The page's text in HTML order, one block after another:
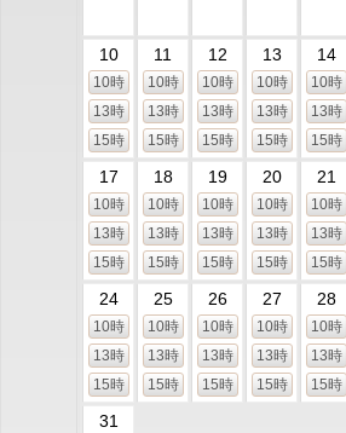
10
10時
13時
15時
11
10時
13時
15時
12
10時
13時
15時
13
10時
13時
15時
14
10時
13時
15時
17
10時
13時
15時
18
10時
13時
15時
19
10時
13時
15時
20
10時
13時
15時
21
10時
13時
15時
24
10時
13時
15時
25
10時
13時
15時
26
10時
13時
15時
27
10時
13時
15時
28
10時
13時
15時
31